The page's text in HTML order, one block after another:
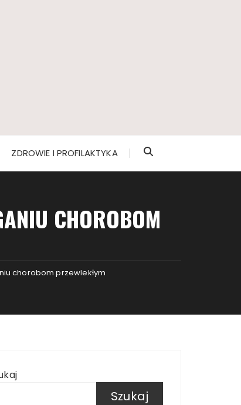
ZDROWIE I PROFILAKTYKA
CHOROBOM
chorobom przewlekłym
Szukaj